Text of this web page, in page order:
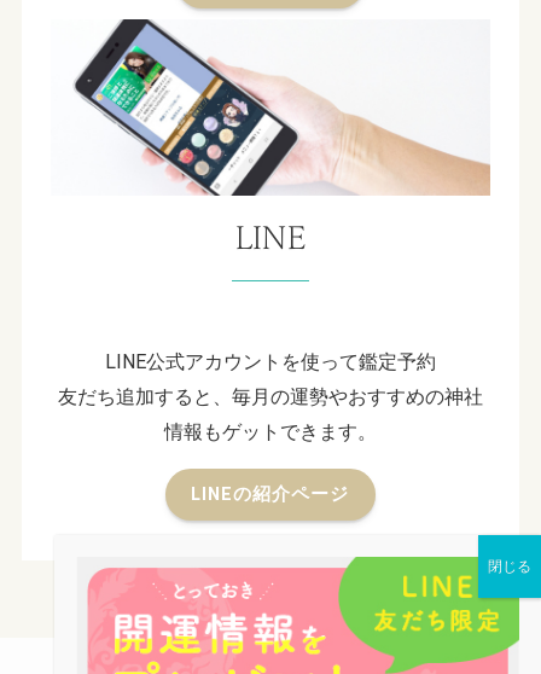
LINE
LINE公式アカウントを使って鑑定予約
友だち追加すると、毎月の運勢やおすすめの神社
情報もゲットできます。
LINEの紹介ページ